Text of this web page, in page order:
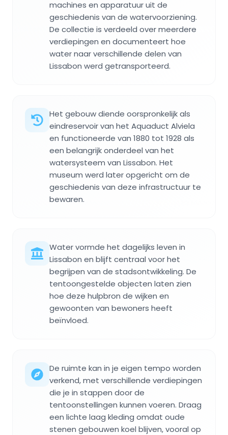
machines en apparatuur uit de
geschiedenis van de watervoorziening.
De collectie is verdeeld over meerdere
verdiepingen en documenteert hoe
water naar verschillende delen van
Lissabon werd getransporteerd.
Het gebouw diende oorspronkelijk als
eindreservoir van het Aquaduct Alviela
en functioneerde van 1880 tot 1928 als
een belangrijk onderdeel van het
watersysteem van Lissabon. Het
museum werd later opgericht om de
geschiedenis van deze infrastructuur te
bewaren.
Water vormde het dagelijks leven in
Lissabon en blijft centraal voor het
begrijpen van de stadsontwikkeling. De
tentoongestelde objecten laten zien
hoe deze hulpbron de wijken en
gewoonten van bewoners heeft
beïnvloed.
De ruimte kan in je eigen tempo worden
verkend, met verschillende verdiepingen
die je in stappen door de
tentoonstellingen kunnen voeren. Draag
een lichte laag kleding omdat oude
stenen gebouwen koel blijven, vooral op